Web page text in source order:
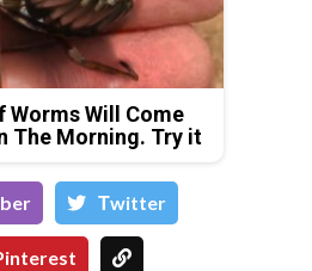
Worms Will Come
The Morning. Try it
Тwitter